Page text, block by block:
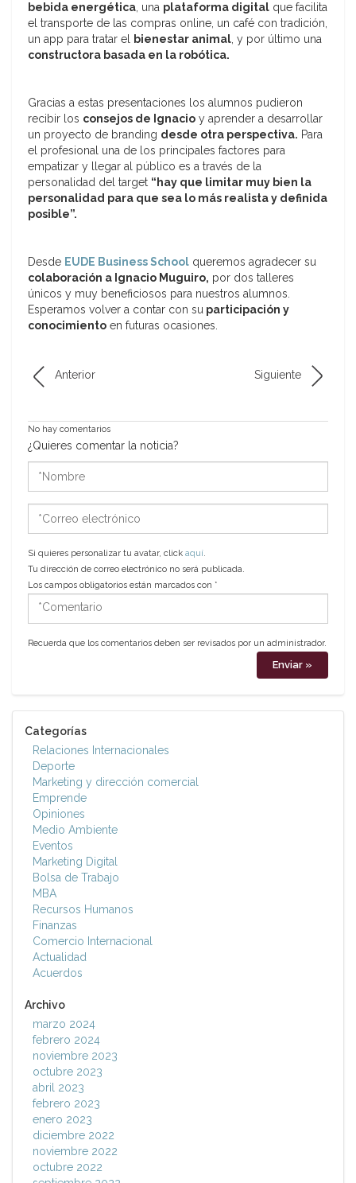
bebida energética, una plataforma digital que facilita
el transporte de las compras online, un café con tradición,
un app para tratar el bienestar animal, y por último una
constructora basada en la robótica.
Gracias a estas presentaciones los alumnos pudieron
recibir los consejos de Ignacio y aprender a desarrollar
un proyecto de branding desde otra perspectiva. Para
el profesional una de los principales factores para
empatizar y llegar al público es a través de la
personalidad del target “hay que limitar muy bien la
personalidad para que sea lo más realista y definida
posible”.
Desde EUDE Business School queremos agradecer su
colaboración a Ignacio Muguiro, por dos talleres
únicos y muy beneficiosos para nuestros alumnos.
Esperamos volver a contar con su participación y
conocimiento en futuras ocasiones.
Anterior Siguiente
No hay comentarios
¿Quieres comentar la noticia?
*Nombre
*Correo
electrónico
Si quieres personalizar tu avatar, click aquí.
Tu dirección de correo electrónico no será publicada.
Los campos obligatorios están marcados con *
*Comentario
Recuerda que los comentarios deben ser revisados por un administrador.
Categorías
Relaciones Internacionales
Deporte
Marketing y dirección comercial
Emprende
Opiniones
Medio Ambiente
Eventos
Marketing Digital
Bolsa de Trabajo
MBA
Recursos Humanos
Finanzas
Comercio Internacional
Actualidad
Acuerdos
Archivo
marzo 2024
febrero 2024
noviembre 2023
octubre 2023
abril 2023
febrero 2023
enero 2023
diciembre 2022
noviembre 2022
octubre 2022